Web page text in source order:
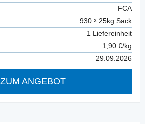
FCA
930
25kg Sack
1 Liefereinheit
1,90 €/kg
29.09.2026
ZUM ANGEBOT